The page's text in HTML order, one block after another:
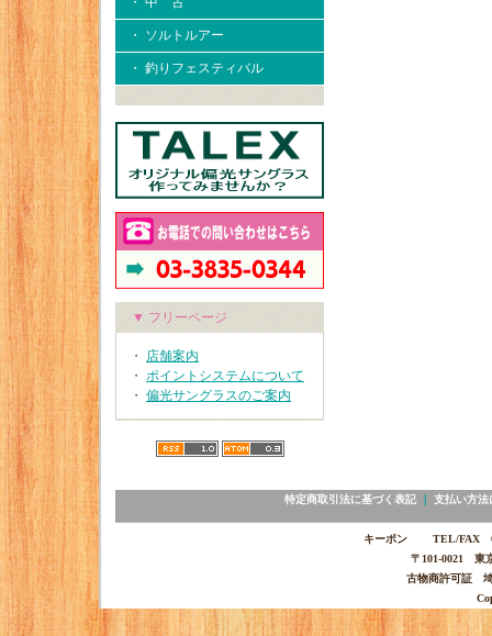
・ ソルトルアー
・ 釣りフェスティバル
▼ フリーページ
・ 店舗案内
・ ポイントシステムについて
・ 偏光サングラスのご案内
特定商取引法に基づく表記｜ 支払い方法
キーポン TEL/FAX
〒101-0021 東
古物商許可証